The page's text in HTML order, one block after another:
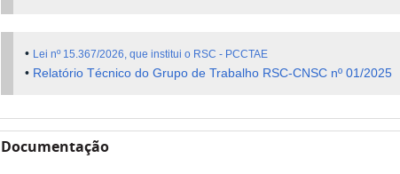
• Lei nº 15.367/2026, que institui o RSC - PCCTAE
• Relatório Técnico do Grupo de Trabalho RSC-CNSC nº 01/2025
Documentação